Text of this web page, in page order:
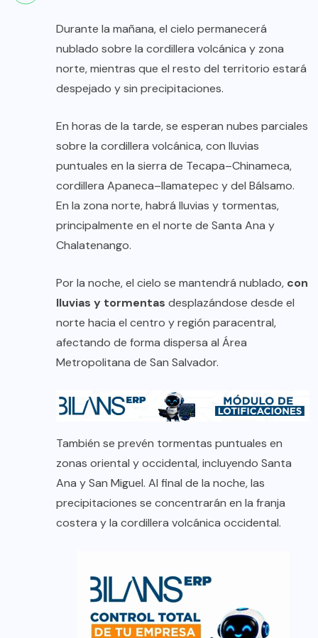
Durante la mañana, el cielo permanecerá
nublado sobre la cordillera volcánica y zona
norte, mientras que el resto del territorio estará
despejado y sin precipitaciones.
En horas de la tarde, se esperan nubes parciales
sobre la cordillera volcánica, con lluvias
puntuales en la sierra de Tecapa–Chinameca,
cordillera Apaneca–Ilamatepec y del Bálsamo.
En la zona norte, habrá lluvias y tormentas,
principalmente en el norte de Santa Ana y
Chalatenango.
Por la noche, el cielo se mantendrá nublado, con
lluvias y tormentas desplazándose desde el
norte hacia el centro y región paracentral,
afectando de forma dispersa al Área
Metropolitana de San Salvador.
También se prevén tormentas puntuales en
zonas oriental y occidental, incluyendo Santa
Ana y San Miguel. Al final de la noche, las
precipitaciones se concentrarán en la franja
costera y la cordillera volcánica occidental.